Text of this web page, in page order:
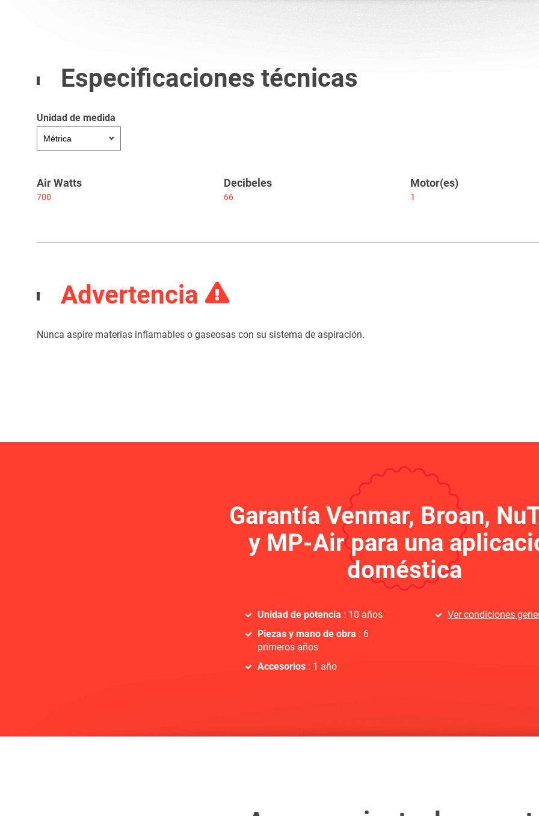
Especificaciones técnicas
Unidad de medida
Air Watts
700
Decibeles
66
Motor(es)
1
Advertencia
Nunca aspire materias inflamables o gaseosas con su sistema de aspiración.
Garantía Venmar, Broan,
y MP-Air para una
doméstica
Unidad de potencia : 10 años
Piezas y mano de obra : 6
primeros años
Accesorios : 1 año
Ver condiciones